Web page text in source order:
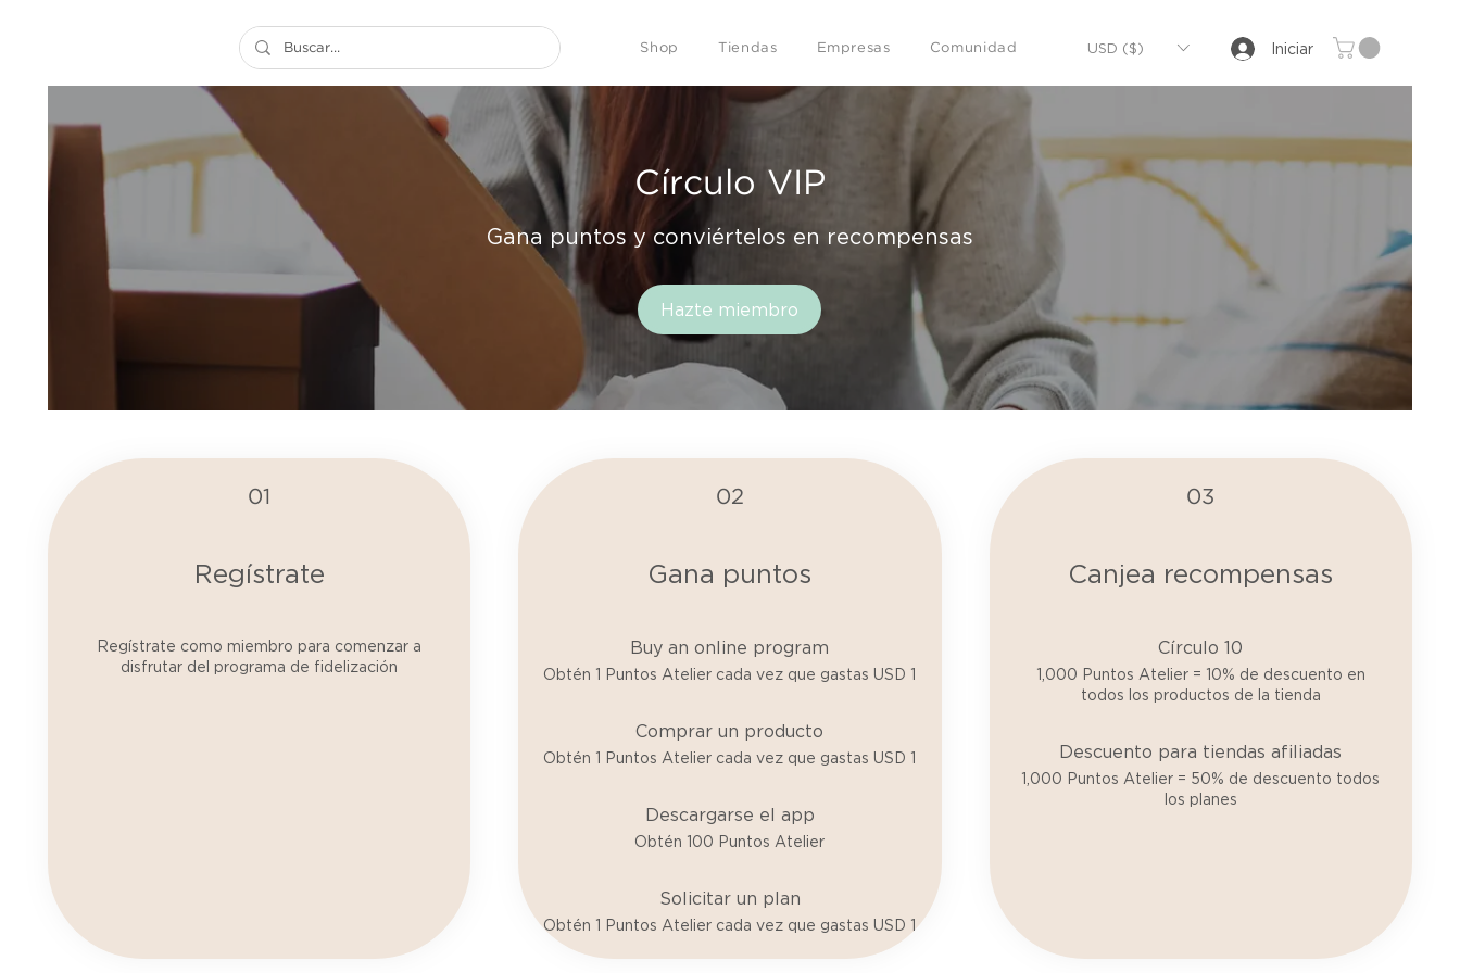
Shop Tiendas Empresas Comunidad USD ($) Iniciar
Círculo VIP
Gana puntos y conviértelos en recompensas
Hazte miembro
01
Regístrate
Regístrate como miembro para comenzar a
disfrutar del programa de fidelización
02
Gana puntos
Buy an online program
Obtén 1 Puntos Atelier cada vez que gastas USD 1
Comprar un producto
Obtén 1 Puntos Atelier cada vez que gastas USD 1
Descargarse el app
Obtén 100 Puntos Atelier
Solicitar un plan
Obtén 1 Puntos Atelier cada vez que gastas USD 1
03
Canjea recompensas
Círculo 10
1,000 Puntos Atelier = 10% de descuento en
todos los productos de la tienda
Descuento para tiendas afiliadas
1,000 Puntos Atelier = 50% de descuento todos
los planes